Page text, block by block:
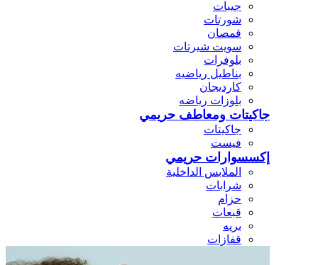
جيبات
شورتات
قمصان
سويت شيرتات
بلوفرات
بناطيل رياضيه
كارديجان
بلوزات رياضه
جاكيتات ومعاطف حريمي
جاكيتات
فيست
إكسسوارات حريمي
الملابس الداخلية
شرابات
حزام
قبعات
بريه
قفازات